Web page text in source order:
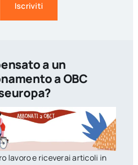
Iscriviti
a un
a OBC
lavoro e riceverai articoli in